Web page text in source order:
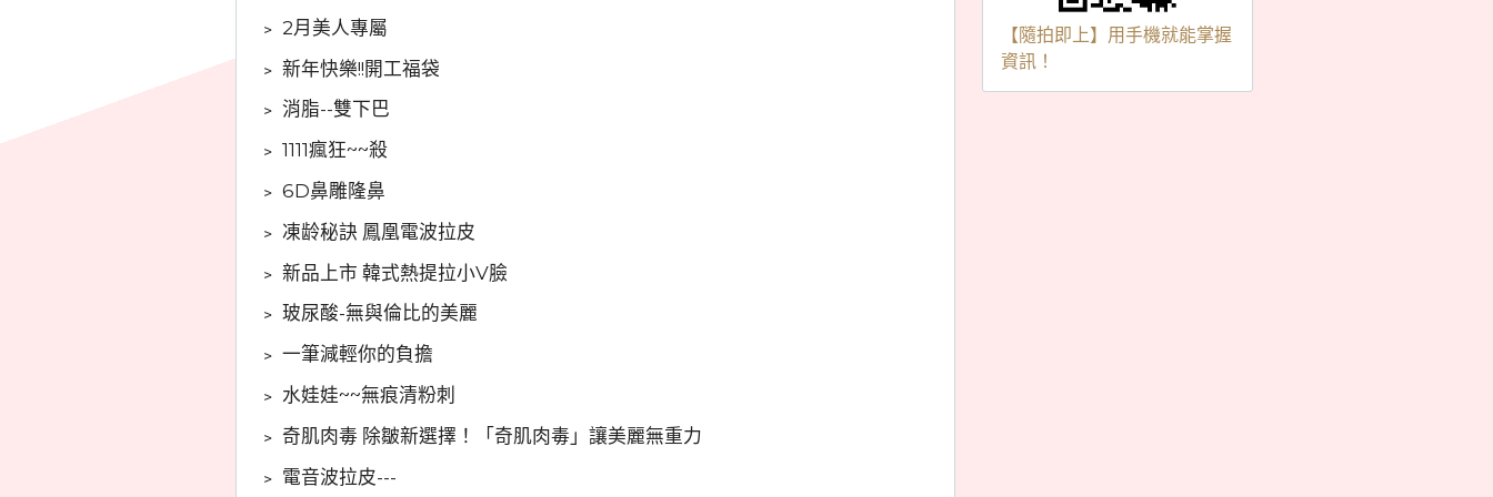
【隨拍即上】用手機就能掌握
資訊！
﹥ 2月美人專屬
﹥ 新年快樂!!開工福袋
﹥ 消脂--雙下巴
﹥ 1111瘋狂~~殺
﹥ 6D鼻雕隆鼻
﹥ 凍龄秘訣 鳳凰電波拉皮
﹥ 新品上市 韓式熱提拉小V臉
﹥ 玻尿酸-無與倫比的美麗
﹥ 一筆減輕你的負擔
﹥ 水娃娃~~無痕清粉刺
﹥ 奇肌肉毒 除皺新選擇！「奇肌肉毒」讓美麗無重力
﹥ 電音波拉皮---